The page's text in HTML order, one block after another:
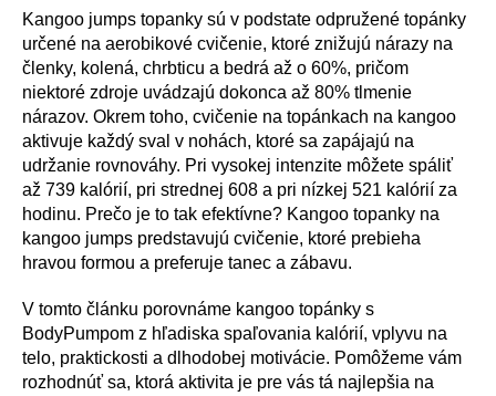
Kangoo jumps topanky sú v podstate odpružené topánky
určené na aerobikové cvičenie, ktoré znižujú nárazy na
členky, kolená, chrbticu a bedrá až o 60%, pričom
niektoré zdroje uvádzajú dokonca až 80% tlmenie
nárazov. Okrem toho, cvičenie na topánkach na kangoo
aktivuje každý sval v nohách, ktoré sa zapájajú na
udržanie rovnováhy. Pri vysokej intenzite môžete spáliť
až 739 kalórií, pri strednej 608 a pri nízkej 521 kalórií za
hodinu. Prečo je to tak efektívne? Kangoo topanky na
kangoo jumps predstavujú cvičenie, ktoré prebieha
hravou formou a preferuje tanec a zábavu.
V tomto článku porovnáme kangoo topánky s
BodyPumpom z hľadiska spaľovania kalórií, vplyvu na
telo, praktickosti a dlhodobej motivácie. Pomôžeme vám
rozhodnúť sa, ktorá aktivita je pre vás tá najlepšia na